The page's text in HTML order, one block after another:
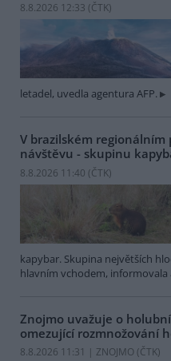
8.8.2026 12:33 (ČTK)
letadel, uvedla agentura AFP.
V brazilském
návštěvu - skupinu
8.8.2026 11:40 (ČTK)
kapybar. Skupina největších
hlavním vchodem, informovala
Znojmo uvažuje o
omezující rozmnožování
8.8.2026 11:31 | ZNOJMO (ČTK)